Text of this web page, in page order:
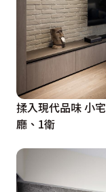
揉入現代品味 小
廳、1衛